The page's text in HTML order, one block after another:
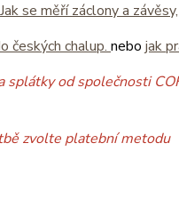
Jak se měří záclony a závěsy,
českých chalup. nebo jak
splátky od společnosti
zvolte platební metodu